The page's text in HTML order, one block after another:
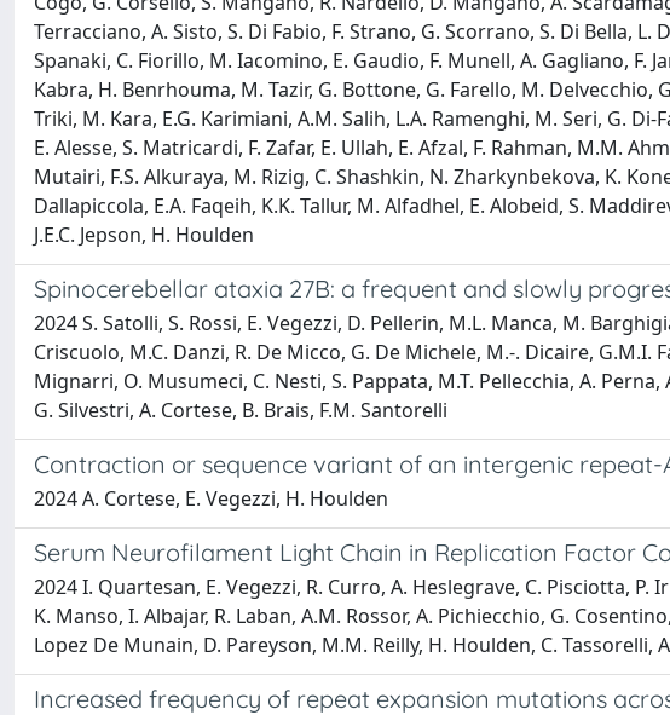
Terracciano, A. Sisto, S. Di Fabio, F. Strano, G. Scorrano, S. Di Bella,
Spanaki, C. Fiorillo, M. Iacomino, E. Gaudio, F. Munell, A. Gagliano,
Kabra, H. Benrhouma, M. Tazir, G. Bottone, G. Farello, M. Delvecchio,
Triki, M. Kara, E.G. Karimiani, A.M. Salih, L.A. Ramenghi, M. Seri, G.
E. Alesse, S. Matricardi, F. Zafar, E. Ullah, E. Afzal, F. Rahman, M.M.
Mutairi, F.S. Alkuraya, M. Rizig, C. Shashkin, N. Zharkynbekova, K.
Dallapiccola, E.A. Faqeih, K.K. Tallur, M. Alfadhel, E. Alobeid, S.
J.E.C. Jepson, H. Houlden
Spinocerebellar ataxia 27B: a frequent and slowly
2024 S. Satolli, S. Rossi, E. Vegezzi, D. Pellerin, M.L. Manca, M.
Criscuolo, M.C. Danzi, R. De Micco, G. De Michele, M.-. Dicaire, G.M.I.
Mignarri, O. Musumeci, C. Nesti, S. Pappata, M.T. Pellecchia, A. Perna,
G. Silvestri, A. Cortese, B. Brais, F.M. Santorelli
Contraction or sequence variant of an intergenic
2024 A. Cortese, E. Vegezzi, H. Houlden
Serum Neurofilament Light Chain in Replication Factor
2024 I. Quartesan, E. Vegezzi, R. Curro, A. Heslegrave, C. Pisciotta,
K. Manso, I. Albajar, R. Laban, A.M. Rossor, A. Pichiecchio, G.
Lopez De Munain, D. Pareyson, M.M. Reilly, H. Houlden, C. Tassorelli,
Increased frequency of repeat expansion mutations